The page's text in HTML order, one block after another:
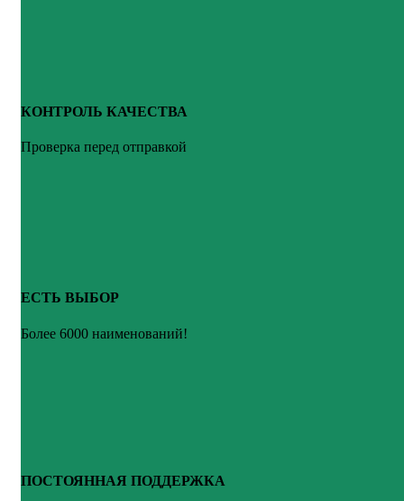
КОНТРОЛЬ КАЧЕСТВА
Проверка перед отправкой
ЕСТЬ ВЫБОР
Более 6000 наименований!
ПОСТОЯННАЯ ПОДДЕРЖКА